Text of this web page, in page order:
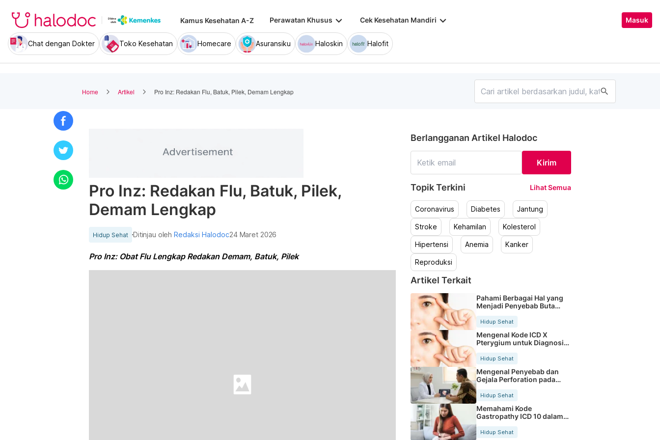
Kamus Kesehatan A-Z Perawatan Khusus keyboard_arrow_down Cek Kesehatan Mandiri keyboard_arrow_down Masuk
Chat dengan Dokter Toko Kesehatan Homecare Asuransiku Haloskin Halofit
Home Artikel Pro Inz: Redakan Flu, Batuk, Pilek, Demam Lengkap search
Pro Inz: Redakan Flu, Batuk, Pilek,
Demam Lengkap
Hidup Sehat Ditinjau olehRedaksi Halodoc24 Maret 2026
Pro Inz: Obat Flu Lengkap Redakan Demam, Batuk, Pilek
Berlangganan Artikel Halodoc
Kirim
Topik Terkini Lihat Semua
Coronavirus Diabetes Jantung
Stroke Kehamilan Kolesterol
Hipertensi Anemia Kanker
Reproduksi
Artikel Terkait
Pahami Berbagai Hal yang
Menjadi Penyebab Buta
Hidup Sehat
Mengenal Kode ICD X
Pterygium untuk Diagnosis
Hidup Sehat
Mengenal Penyebab dan
Gejala Perforation pada
Tubuh
Hidup Sehat
Memahami Kode
Gastropathy ICD 10 dalam
Rekam Medis Pasien
Hidup Sehat